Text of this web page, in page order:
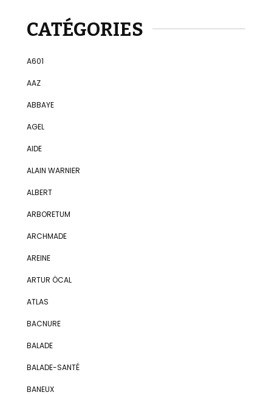
CATÉGORIES
A601
AAZ
ABBAYE
AGEL
AIDE
ALAIN WARNIER
ALBERT
ARBORETUM
ARCHMADE
AREINE
ARTUR ÖCAL
ATLAS
BACNURE
BALADE
BALADE-SANTÉ
BANEUX